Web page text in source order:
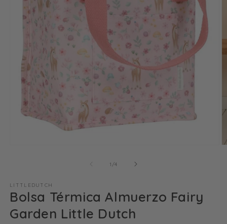
una
ventana
modal
1 /de4
LITTLEDUTCH
Bolsa Térmica Almuerzo Fairy
Garden Little Dutch